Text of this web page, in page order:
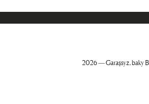
2026 — Garaşsyz, baky